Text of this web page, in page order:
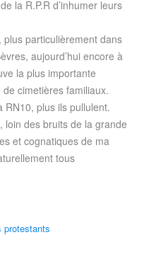
la R.P.R d’inhumer leurs
plus particulièrement dans
aujourd’hui encore à
la plus importante
cimetières familiaux.
RN10, plus ils pullulent.
loin des bruits de la grande
et cognatiques de ma
tous
protestants